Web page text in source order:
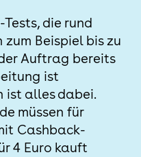
die rund
Beispiel bis zu
Auftrag bereits
ist
ist alles dabei.
müssen für
Cashback-
4 Euro kauft